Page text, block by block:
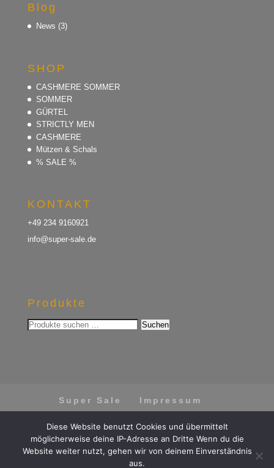
Blog
News (3)
SHOP
CASHMERE SOMMER
SOMMER
GÜRTEL
STRICTLY MEN
CASHMERE
Mützen & Schals
% SALE %
KONTAKT
+49 234 9160921
info@super-sale.de
Produkte
Suchen
nach:
Suchen
Super Sale
Impressum
Vertrag widerrufen
Diese Website benutzt Cookies und übermittelt
möglicherweise deine IP-Adresse an Dritte Wenn du die
Website weiter nutzt, gehen wir von deinem Einverständnis
aus.